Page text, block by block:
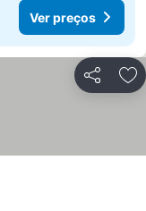
Ver preços
Partilhar